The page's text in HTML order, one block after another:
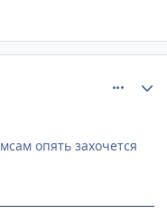
опять захочется